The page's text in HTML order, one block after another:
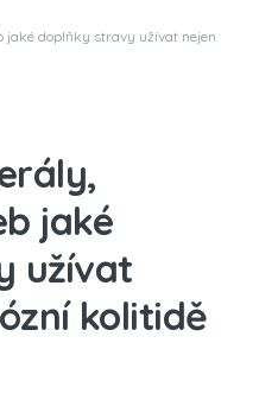
doplňky stravy užívat nejen
jaké
užívat
kolitidě